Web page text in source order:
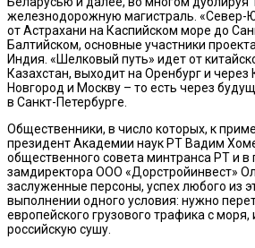
железнодорожную магистраль. «Север-
от Астрахани на Каспийском море до
Балтийском, основные участники
Индия. «Шелковый путь» идет от
Казахстан, выходит на Оренбург и
Новгород и Москву – то есть через
в Санкт-Петербурге.
Общественники, в число которых, к
президент Академии наук РТ Вадим
общественного совета минтранса РТ и
замдиректора ООО «Дорстройинвест»
заслуженные персоны, успех любого из
выполнении одного условия: нужно
европейского грузового трафика с моря,
российскую сушу.